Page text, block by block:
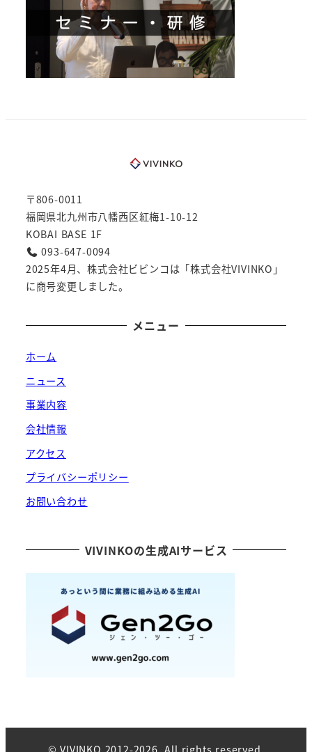
〒806-0011
福岡県北九州市八幡西区紅梅1-10-12
KOBAI BASE 1F
093-647-0094
2025年4月、株式会社ビビンコは「株式会社VIVINKO」
に商号変更しました。
メニュー
ホーム
ニュース
事業内容
会社情報
アクセス
プライバシーポリシー
お問い合わせ
VIVINKOの生成AIサービス
© VIVINKO 2012-2026. All rights reserved.